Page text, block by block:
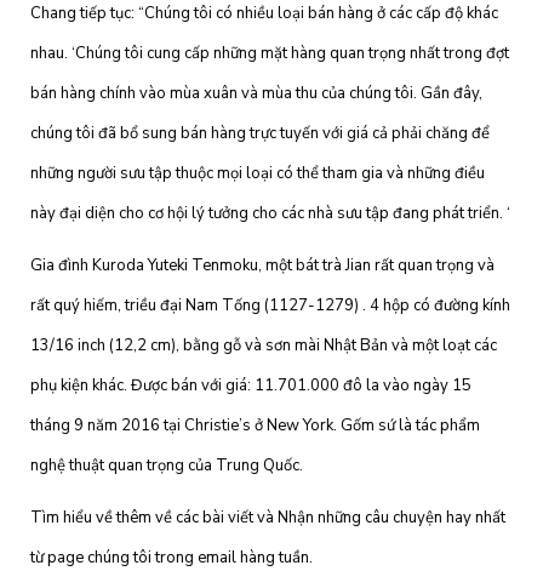
Chang tiếp tục: “Chúng tôi có nhiều loại bán hàng ở các cấp độ khác
nhau. ‘Chúng tôi cung cấp những mặt hàng quan trọng nhất trong đợt
bán hàng chính vào mùa xuân và mùa thu của chúng tôi. Gần đây,
chúng tôi đã bổ sung bán hàng trực tuyến với giá cả phải chăng để
những người sưu tập thuộc mọi loại có thể tham gia và những điều
này đại diện cho cơ hội lý tưởng cho các nhà sưu tập đang phát triển. ‘
Gia đình Kuroda Yuteki Tenmoku, một bát trà Jian rất quan trọng và
rất quý hiếm, triều đại Nam Tống (1127-1279) . 4 hộp có đường kính
13/16 inch (12,2 cm), bằng gỗ và sơn mài Nhật Bản và một loạt các
phụ kiện khác. Được bán với giá: 11.701.000 đô la vào ngày 15
tháng 9 năm 2016 tại Christie’s ở New York. Gốm sứ là tác phẩm
nghệ thuật quan trọng của Trung Quốc.
Tìm hiểu về thêm về các bài viết và Nhận những câu chuyện hay nhất
từ ​​page chúng tôi trong email hàng tuần.